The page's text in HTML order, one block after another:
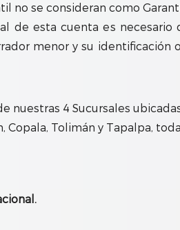
no se consideran como
de esta cuenta es
menor y su identificación
4 Sucursales
Copala, Tolimán y Tapalpa,